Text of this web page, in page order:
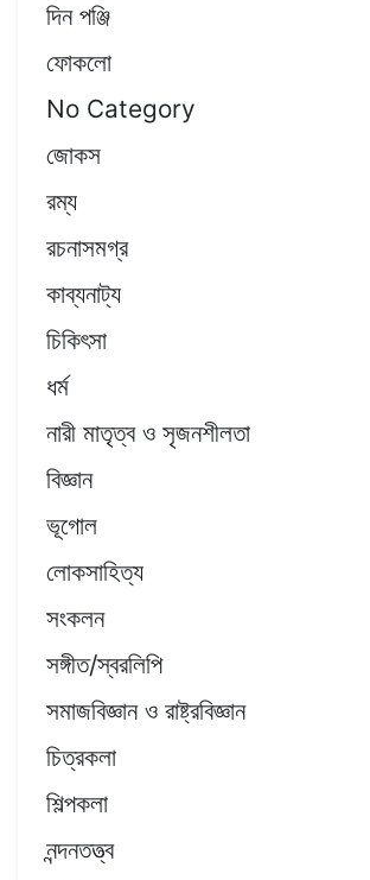
দিন পঞ্জি
ফোকলো
No Category
জোকস
রম্য
রচনাসমগ্র
কাব্যনাট্য
চিকিৎসা
ধর্ম
নারী মাতৃত্ব ও সৃজনশীলতা
বিজ্ঞান
ভূগোল
লোকসাহিত্য
সংকলন
সঙ্গীত/স্বরলিপি
সমাজবিজ্ঞান ও রাষ্ট্রবিজ্ঞান
চিত্রকলা
শিল্পকলা
নন্দনতত্ত্ব